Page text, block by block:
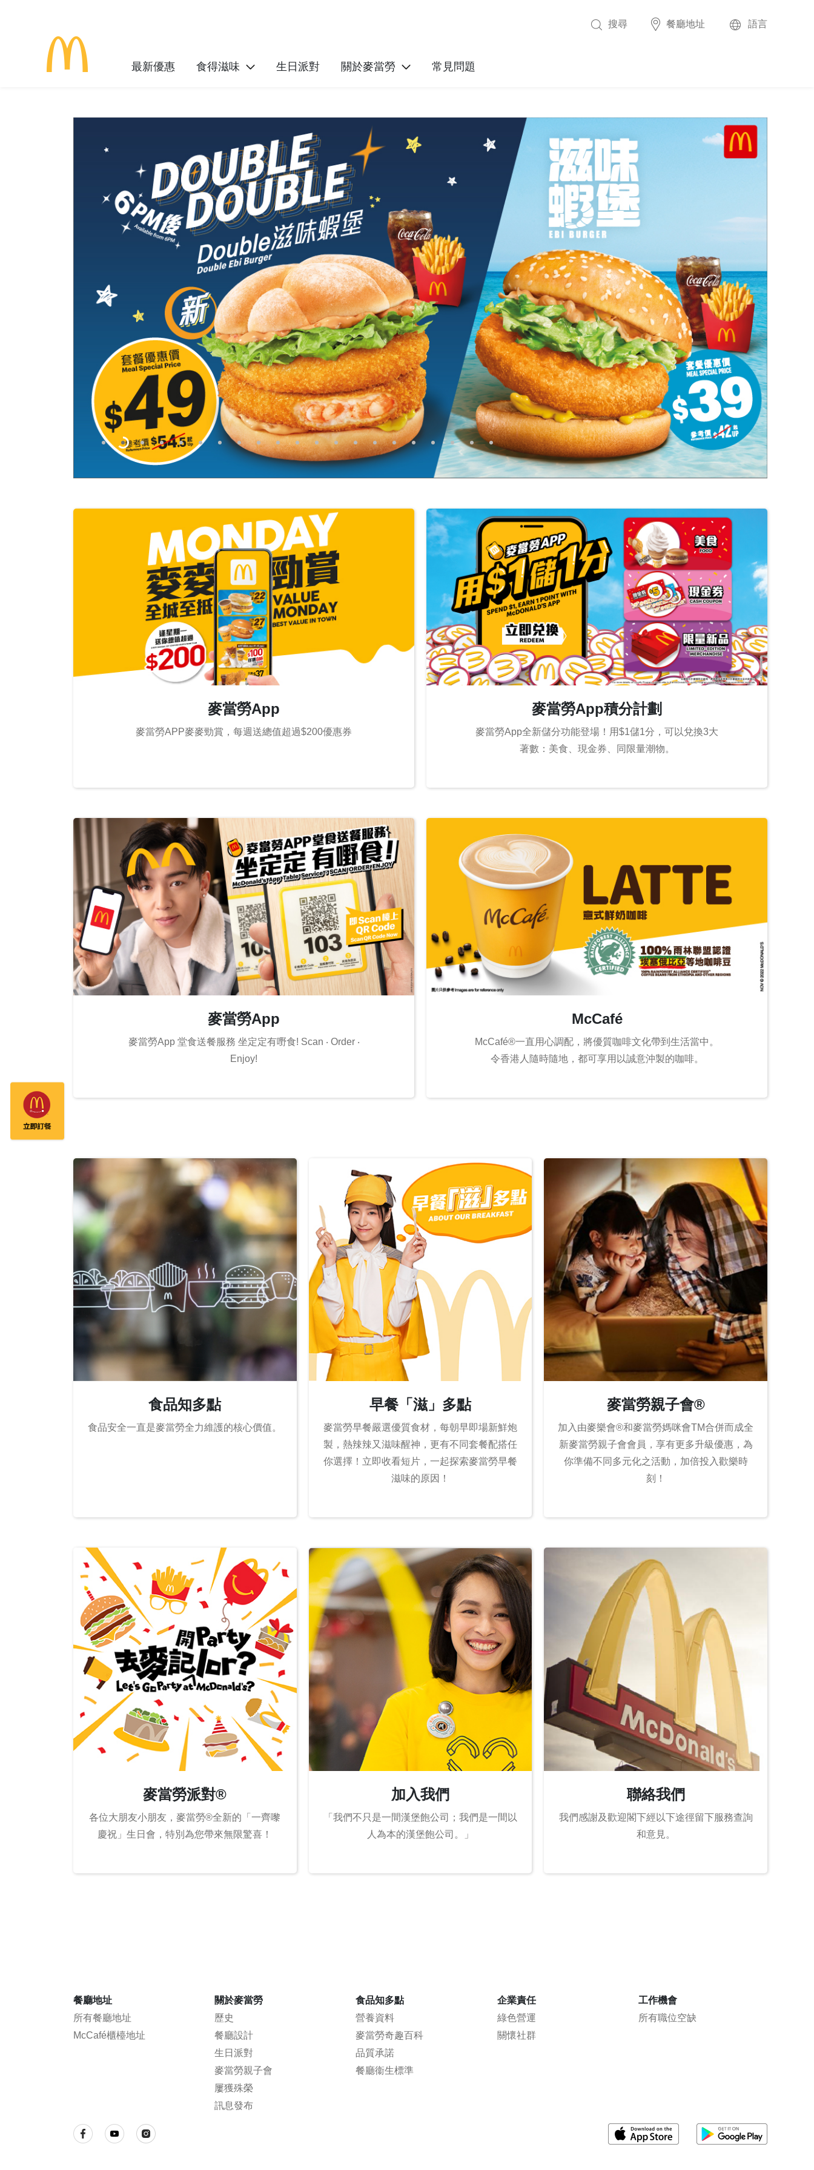
搜尋 餐廳地址 語言
最新優惠 食得滋味 生日派對 關於麥當勞 常見問題
麥當勞App
麥當勞APP麥麥勁賞，每週送總值超過$200優惠券
麥當勞App積分計劃
麥當勞App全新儲分功能登場！用$1儲1分，可以兌換3大
著數：美食、現金券、同限量潮物。
麥當勞App
麥當勞App 堂食送餐服務 坐定定有嘢食! Scan ‧ Order ‧
Enjoy!
McCafé
McCafé®一直用心調配，將優質咖啡文化帶到生活當中。
令香港人隨時隨地，都可享用以誠意沖製的咖啡。
食品知多點
食品安全一直是麥當勞全力維護的核心價值。
早餐「滋」多點
麥當勞早餐嚴選優質食材，每朝早即場新鮮炮
製，熱辣辣又滋味醒神，更有不同套餐配搭任
你選擇！立即收看短片，一起探索麥當勞早餐
滋味的原因！
麥當勞親子會®
加入由麥樂會®和麥當勞媽咪會TM合併而成全
新麥當勞親子會會員，享有更多升級優惠，為
你準備不同多元化之活動，加倍投入歡樂時
刻！
麥當勞派對®
各位大朋友小朋友，麥當勞®全新的「一齊嚟
慶祝」生日會，特別為您帶來無限驚喜！
加入我們
「我們不只是一間漢堡飽公司；我們是一間以
人為本的漢堡飽公司。」
聯絡我們
我們感謝及歡迎閣下經以下途徑留下服務查詢
和意見。
餐廳地址
所有餐廳地址
McCafé櫃檯地址
關於麥當勞
歷史
餐廳設計
生日派對
麥當勞親子會
屢獲殊榮
訊息發布
食品知多點
營養資料
麥當勞奇趣百科
品質承諾
餐廳衞生標準
企業責任
綠色營運
關懷社群
工作機會
所有職位空缺